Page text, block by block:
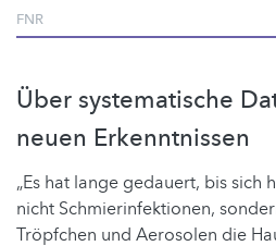
FNR
Über systematische
neuen Erkenntnissen
„Es hat lange gedauert, bis sich
nicht Schmierinfektionen,
Tröpfchen und Aerosolen die